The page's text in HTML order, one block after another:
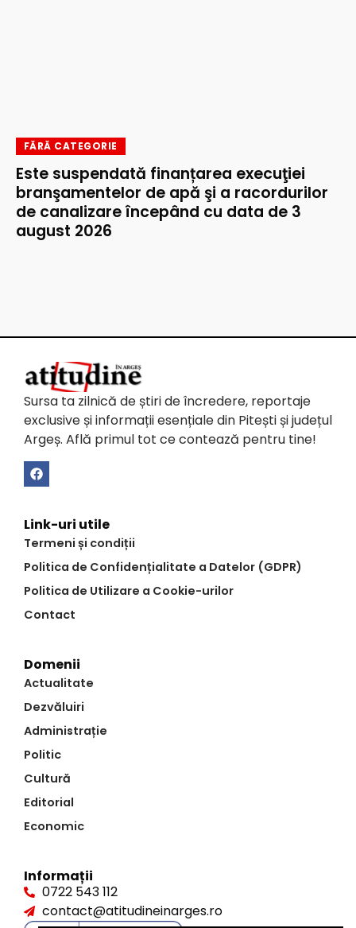
FĂRĂ CATEGORIE
Este suspendată finanțarea execuţiei
branşamentelor de apă şi a racordurilor
de canalizare începând cu data de 3
august 2026
Sursa ta zilnică de știri de încredere, reportaje
exclusive și informații esențiale din Pitești și județul
Argeș. Află primul tot ce contează pentru tine!
Link-uri utile
Termeni și condiții
Politica de Confidențialitate a Datelor (GDPR)
Politica de Utilizare a Cookie-urilor
Contact
Domenii
Actualitate
Dezvăluiri
Administrație
Politic
Cultură
Editorial
Economic
Informații
0722 543 112
contact@atitudineinarges.ro